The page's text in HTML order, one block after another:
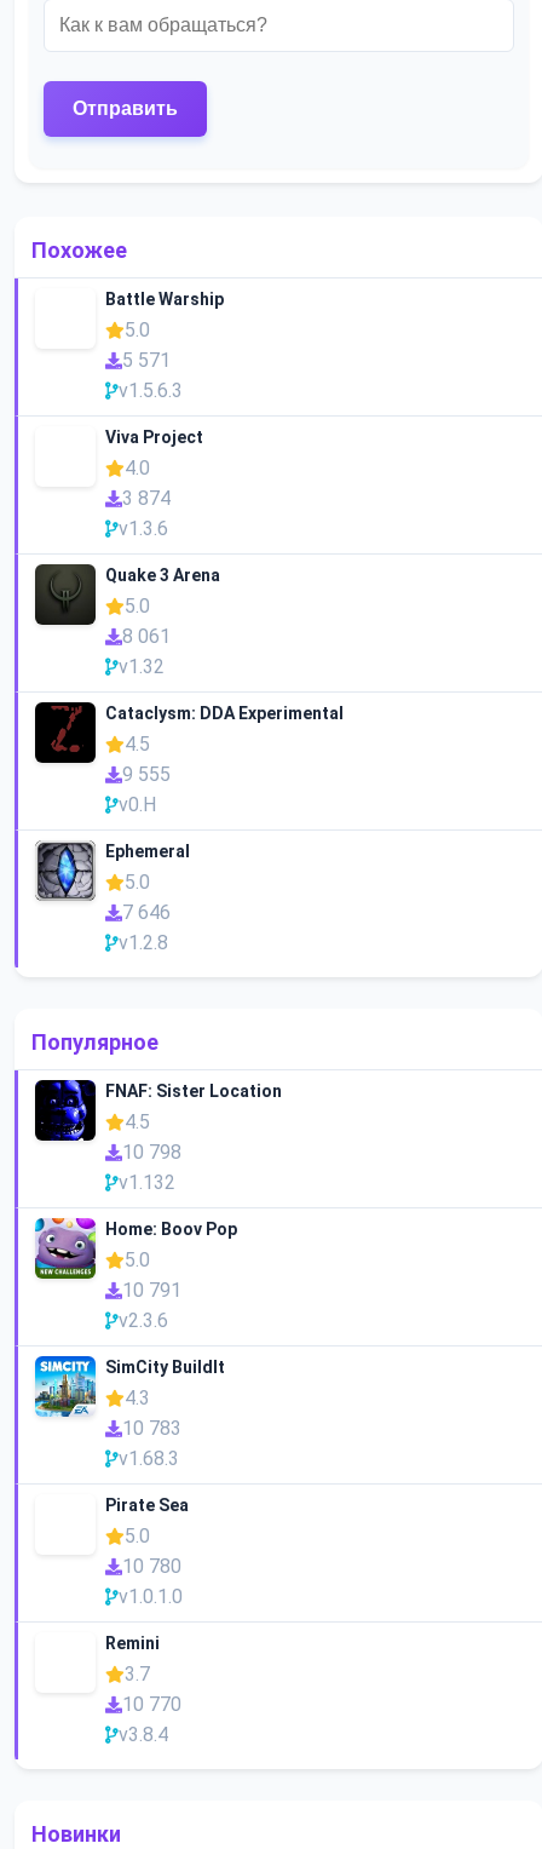
Похожее
Battle Warship
5.0
5 571
v1.5.6.3
Viva Project
4.0
3 874
v1.3.6
Quake 3 Arena
5.0
8 061
v1.32
Cataclysm: DDA Experimental
4.5
9 555
v0.H
Ephemeral
5.0
7 646
v1.2.8
Популярное
FNAF: Sister Location
4.5
10 798
v1.132
Home: Boov Pop
5.0
10 791
v2.3.6
SimCity BuildIt
4.3
10 783
v1.68.3
Pirate Sea
5.0
10 780
v1.0.1.0
Remini
3.7
10 770
v3.8.4
Новинки